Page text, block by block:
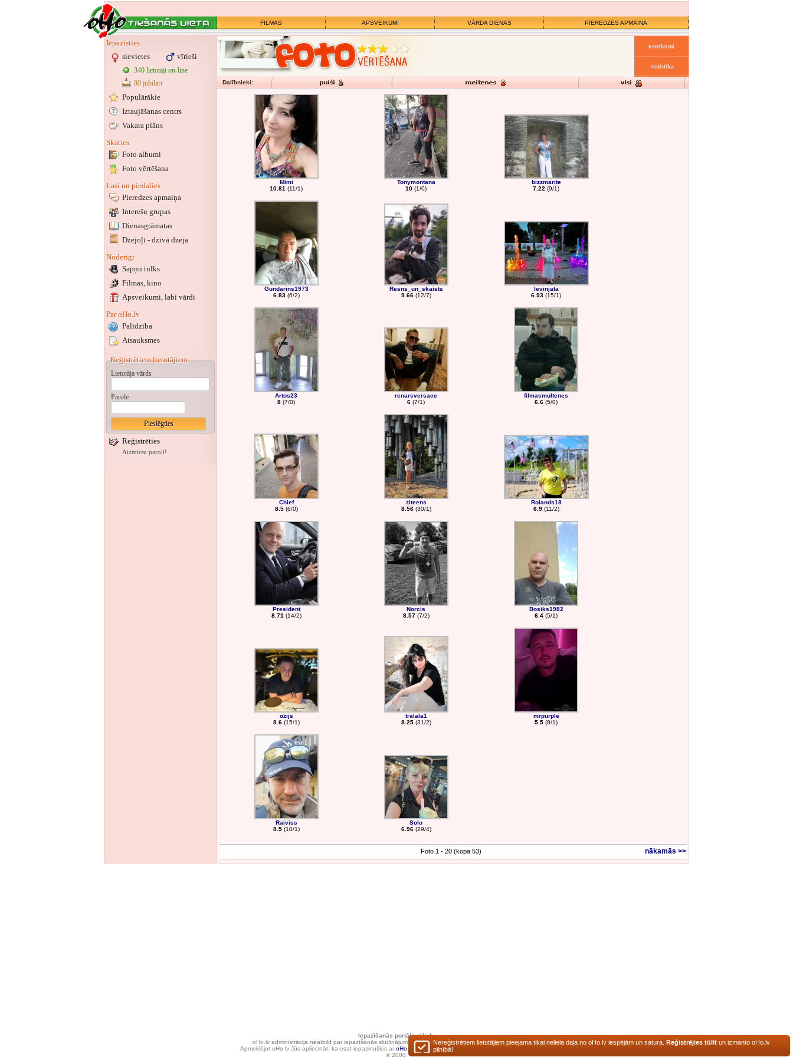
FILMAS APSVEIKUMI VĀRDA DIENAS PIEREDZES APMAIŅA
Iepazīsties
sievietes
vīrieši
340 lietotāji on-line
80 jubilāri
Populārākie
Iztaujāšanas centrs
Vakara plāns
Skaties
Foto albumi
Foto vērtēšana
Lasi un piedalies
Pieredzes apmaiņa
Interešu grupas
Dienasgrāmatas
Dzejoļi - dzīvā dzeja
Noderīgi
Sapņu tulks
Filmas, kino
Apsveikumi, labi vārdi
Par oHo.lv
Palīdzība
Atsauksmes
Reģistrētiem lietotājiem
Lietotāja vārds
Parole
Reģistrēties
Aizmirsu paroli!
noteikumi
statistika
Dalībnieki:
Mimi
10.81 (11/1)
Tonymontana
10 (1/0)
bizzmarite
7.22 (9/1)
Gundarins1973
6.83(6/2)
Resns_un_skaists
9.66(12/7)
Ievinjata
6.93 (15/1)
Artos23
8 (7/0)
renarsversace
6 (7/1)
filmasmultenes
6.6 (5/0)
Chief
8.5(6/0)
ziteens
8.56(30/1)
Rolands18
6.9(11/2)
President
8.71 (14/2)
Norcis
8.57(7/2)
Bosiks1982
6.4 (5/1)
ozijs
8.6(15/1)
tralala1
8.25(31/2)
mrpurple
5.5 (8/1)
Raiviss
8.5(10/1)
Solo
6.96(29/4)
Foto 1 - 20 (kopā 53) nākamās >>
Iepazīšanās portāls oHo.lv
oHo.lv administrācija neatbild par iepazīšanās sludinājumu un pārējās portālā paustās informācijas saturu.
Apmeklējot oHo.lv Jūs apliecināt, ka esat iepazinušies ar oHo.lv lietošanas noteikumiem
© 2000.
Nereģistrētiem lietotājiem pieejama tikai neliela daļa no oHo.lv iespējām un satura. Reģistrējies tūlīt un izmanto oHo.lv
pilnībā!